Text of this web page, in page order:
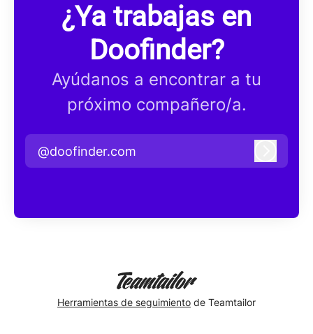
¿Ya trabajas en
Doofinder?
Ayúdanos a encontrar a tu
próximo compañero/a.
@doofinder.com
Herramientas de seguimiento de Teamtailor